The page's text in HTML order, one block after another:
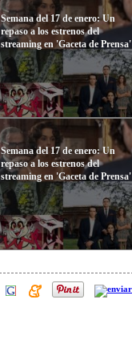
Semana del 17 de enero: Un
repaso a los estrenos del
streaming en 'Gaceta de Prensa'
Semana del 17 de enero: Un
repaso a los estrenos del
streaming en 'Gaceta de Prensa'